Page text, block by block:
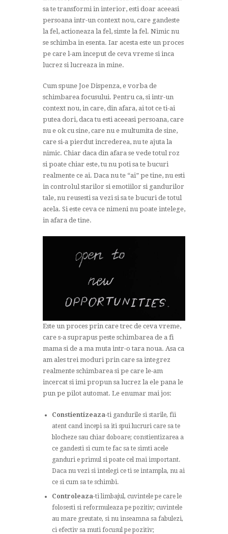
sa te transformi in interior, esti doar aceeasi
persoana intr-un context nou, care gandeste
la fel, actioneaza la fel, simte la fel. Nimic nu
se schimba in esenta. Iar acesta este un proces
pe care l-am inceput de ceva vreme si inca
lucrez si lucreaza in mine.
Cum spune Joe Dispenza, e vorba de
schimbarea focusului. Pentru ca, si intr-un
context nou, in care, din afara, ai tot ce ti-ai
putea dori, daca tu esti aceeasi persoana, care
nu e ok cu sine, care nu e multumita de sine,
care si-a pierdut increderea, nu te ajuta la
nimic. Chiar daca din afara se vede totul roz
si poate chiar este, tu nu poti sa te bucuri
realmente ce ai. Daca nu te “ai” pe tine, nu esti
in controlul starilor si emotiilor si gandurilor
tale, nu reusesti sa vezi si sa te bucuri de totul
acela. Si este ceva ce nimeni nu poate intelege,
in afara de tine.
Este un proces prin care trec de ceva vreme,
care s-a suprapus peste schimbarea de a fi
mama si de a ma muta intr-o tara noua. Asa ca
am ales trei moduri prin care sa integrez
realmente schimbarea si pe care le-am
incercat si imi propun sa lucrez la ele pana le
pun pe pilot automat. Le enumar mai jos:
Constientizeaza-ti gandurile si starile, fii
atent cand incepi sa iti spui lucruri care sa te
blocheze sau chiar doboare; constientizarea a
ce gandesti si cum te fac sa te simti acele
ganduri e primul si poate cel mai important.
Daca nu vezi si intelegi ce ti se intampla, nu ai
ce si cum sa te schimbi.
Controleaza-ti limbajul, cuvintele pe care le
folosesti si reformuleaza pe pozitiv; cuvintele
au mare greutate, si nu inseamna sa fabulezi,
ci efectiv sa muti focusul pe pozitiv;